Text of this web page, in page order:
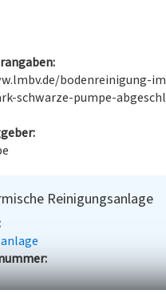
bodenreinigung-
schwarze-pumpe-
Reinigungsanlage